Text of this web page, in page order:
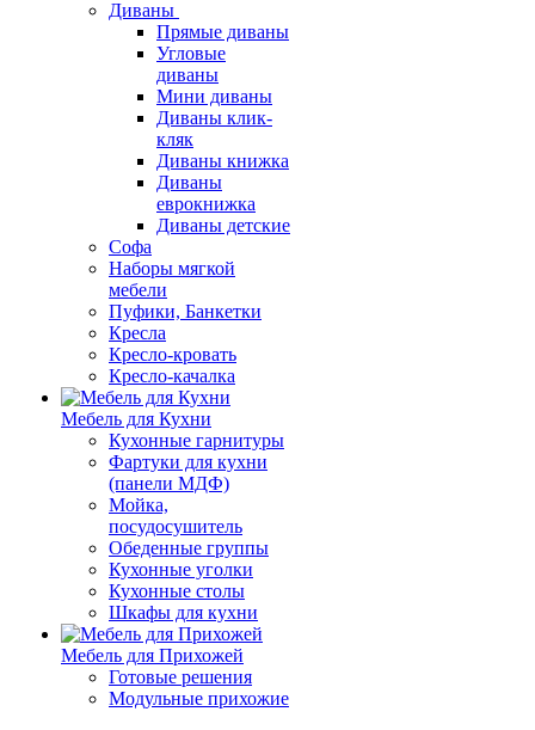
Диваны
Прямые диваны
Угловые
диваны
Мини диваны
Диваны клик-
кляк
Диваны книжка
Диваны
еврокнижка
Диваны детские
Софа
Наборы мягкой
мебели
Пуфики, Банкетки
Кресла
Кресло-кровать
Кресло-качалка
Мебель для Кухни
Кухонные гарнитуры
Фартуки для кухни
(панели МДФ)
Мойка,
посудосушитель
Обеденные группы
Кухонные уголки
Кухонные столы
Шкафы для кухни
Мебель для Прихожей
Готовые решения
Модульные прихожие